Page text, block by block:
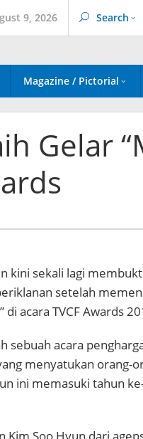
9, 2026 Search
Magazine / Pictorial
Gelar
kini sekali lagi
setelah
di acara TVCF Awards
sebuah acara
menyatukan orang-
ini memasuki tahun